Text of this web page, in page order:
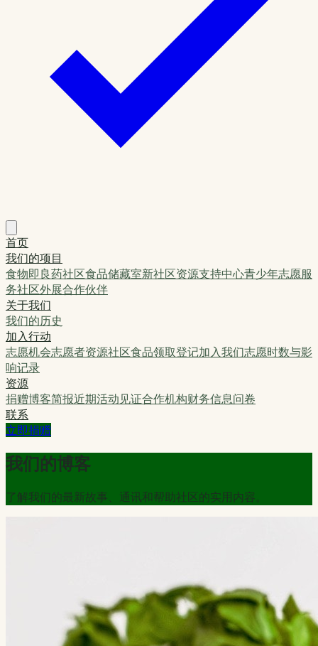
首页
我们的项目
食物即良药社区食品储藏室新社区资源支持中心青少年志愿服
务社区外展合作伙伴
关于我们
我们的历史
加入行动
志愿机会志愿者资源社区食品领取登记加入我们志愿时数与影
响记录
资源
捐赠博客简报近期活动 见证合作机构财务信息问卷
联系
立即捐赠
我们的博客
了解我们的最新故事、通讯和帮助社区的实用内容。